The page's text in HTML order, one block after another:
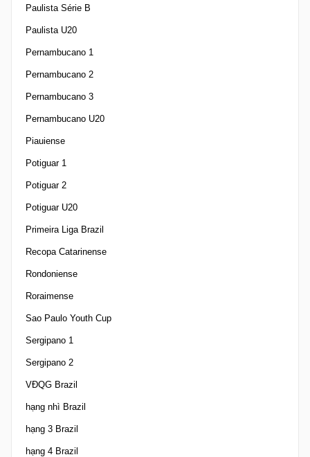
Paulista Série B
Paulista U20
Pernambucano 1
Pernambucano 2
Pernambucano 3
Pernambucano U20
Piauiense
Potiguar 1
Potiguar 2
Potiguar U20
Primeira Liga Brazil
Recopa Catarinense
Rondoniense
Roraimense
Sao Paulo Youth Cup
Sergipano 1
Sergipano 2
VĐQG Brazil
hạng nhì Brazil
hạng 3 Brazil
hạng 4 Brazil